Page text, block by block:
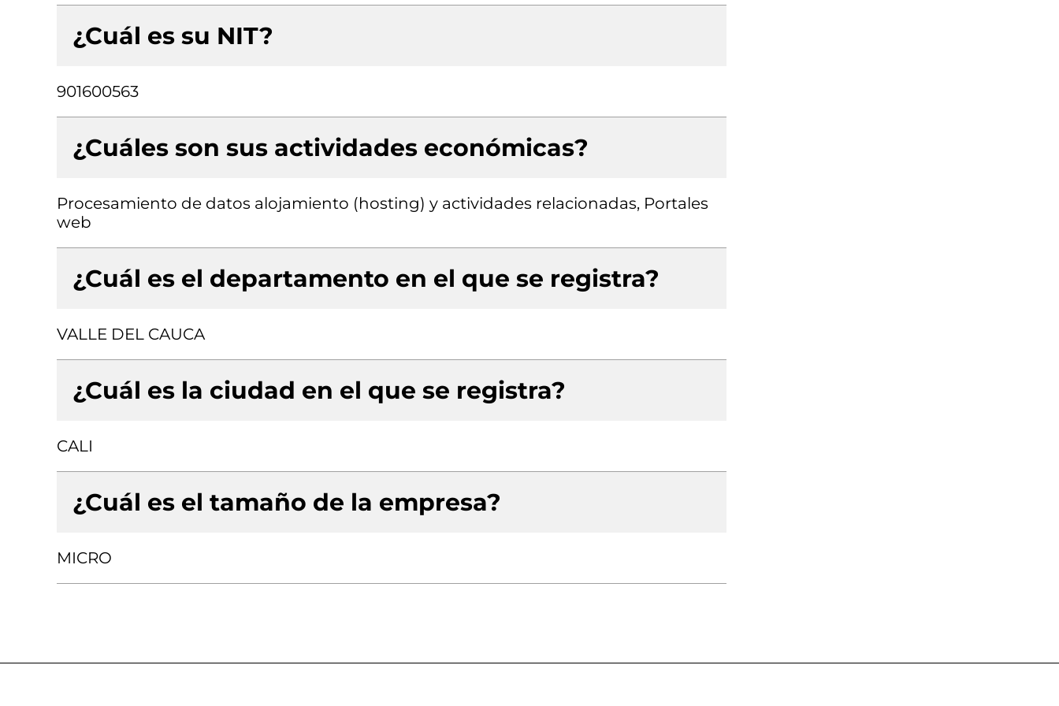
¿Cuál es su NIT?
901600563
¿Cuáles son sus actividades económicas?
Procesamiento de datos alojamiento (hosting) y actividades relacionadas, Portales
web
¿Cuál es el departamento en el que se registra?
VALLE DEL CAUCA
¿Cuál es la ciudad en el que se registra?
CALI
¿Cuál es el tamaño de la empresa?
MICRO